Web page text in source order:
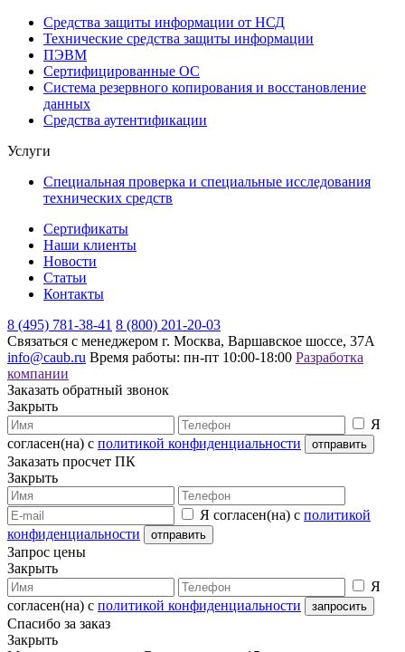
Средства защиты информации от НСД
Технические средства защиты информации
ПЭВМ
Сертифицированные ОС
Система резервного копирования и восстановление
данных
Средства аутентификации
Услуги
Специальная проверка и специальные исследования
технических средств
Сертификаты
Наши клиенты
Новости
Статьи
Контакты
8 (495) 781-38-41 8 (800) 201-20-03
Связаться с менеджером г. Москва, Варшавское шоссе, 37А
info@caub.ru Время работы: пн-пт 10:00-18:00 Разработка
компании
Заказать обратный звонок
Закрыть
Я
согласен(на) с политикой конфиденциальности
Заказать просчет ПК
Закрыть
Я согласен(на) с политикой
конфиденциальности
Запрос цены
Закрыть
Я
согласен(на) с политикой конфиденциальности
Спасибо за заказ
Закрыть